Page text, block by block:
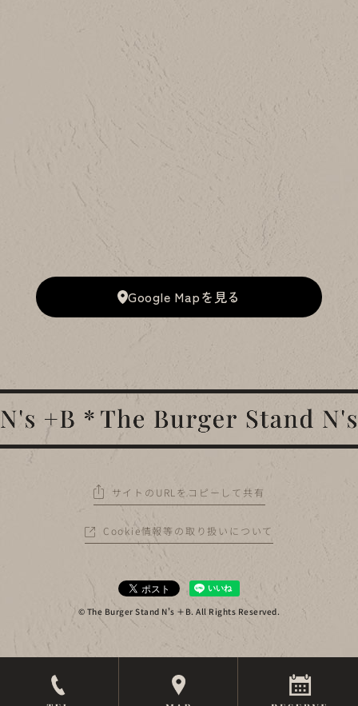
Google Mapを見る
サイトのURLをコピーして共有
Cookie情報等の取り扱いについて
© The Burger Stand N's ＋B. All Rights Reserved.